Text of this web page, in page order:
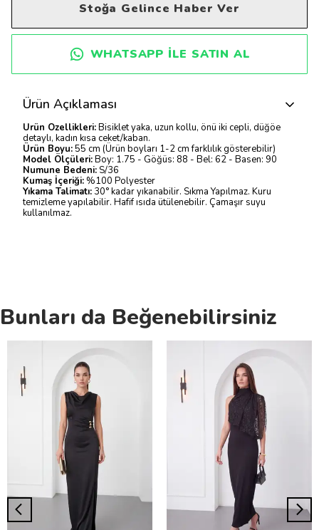
Stoğa Gelince Haber Ver
WHATSAPP ILE SATIN AL
Ürün Açıklaması
Ürün Özellikleri:Bisiklet yaka, uzun kollu, önü iki cepli, düğöe
detaylı, kadın kısa ceket/kaban.
Ürün Boyu:55 cm (Ürün boyları 1-2 cm farklılık gösterebilir)
Model Ölçüleri:Boy: 1.75 - Göğüs: 88 - Bel: 62 - Basen: 90
Numune Bedeni: S/36
Kumaş İçeriği: %100 Polyester
Yıkama Talimatı:30° kadar yıkanabilir. Sıkma Yapılmaz. Kuru
temizleme yapılabilir. Hafif ısıda ütülenebilir. Çamaşır suyu
kullanılmaz.
Bunları da Beğenebilirsiniz